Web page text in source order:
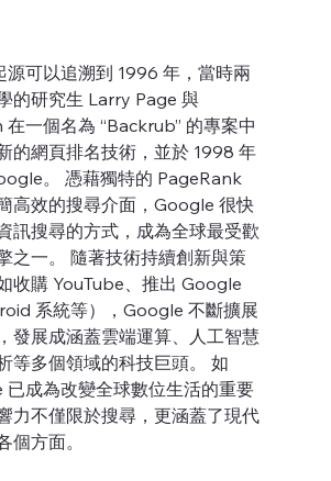
可以追溯到 1996 年，當時兩
的研究生 Larry Page 與
一個名為 “Backrub” 的專案中
的網頁排名技術，並於 1998 年
。 憑藉獨特的 PageRank
高效的搜尋介面，Google 很快
訊搜尋的方式，成為全球最受歡
之一。 隨著技術持續創新與策
收購 YouTube、推出 Google
系統等），Google 不斷擴展
發展成涵蓋雲端運算、人工智慧
等多個領域的科技巨頭。 如
成為改變全球數位生活的重要
力不僅限於搜尋，更涵蓋了現代
個方面。